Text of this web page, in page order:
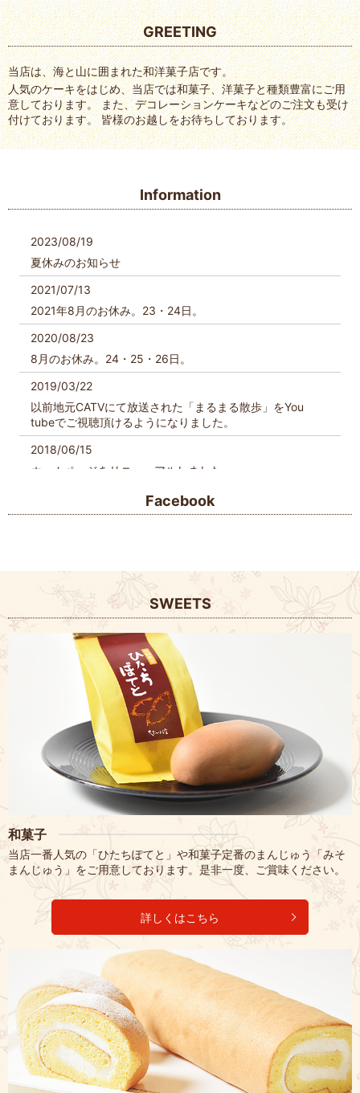
GREETING
当店は、海と山に囲まれた和洋菓子店です。
人気のケーキをはじめ、当店では和菓子、洋菓子と種類豊富にご用
意しております。 また、デコレーションケーキなどのご注文も受け
付けております。 皆様のお越しをお待ちしております。
Information
2023/08/19
夏休みのお知らせ
2021/07/13
2021年8月のお休み。23・24日。
2020/08/23
8月のお休み。24・25・26日。
2019/03/22
以前地元CATVにて放送された「まるまる散歩」をYou
tubeでご視聴頂けるようになりました。
2018/06/15
ホームページをリニューアルしました。
Facebook
SWEETS
和菓子
当店一番人気の「ひたちぽてと」や和菓子定番のまんじゅう「みそ
まんじゅう」をご用意しております。是非一度、ご賞味ください。
詳しくはこちら